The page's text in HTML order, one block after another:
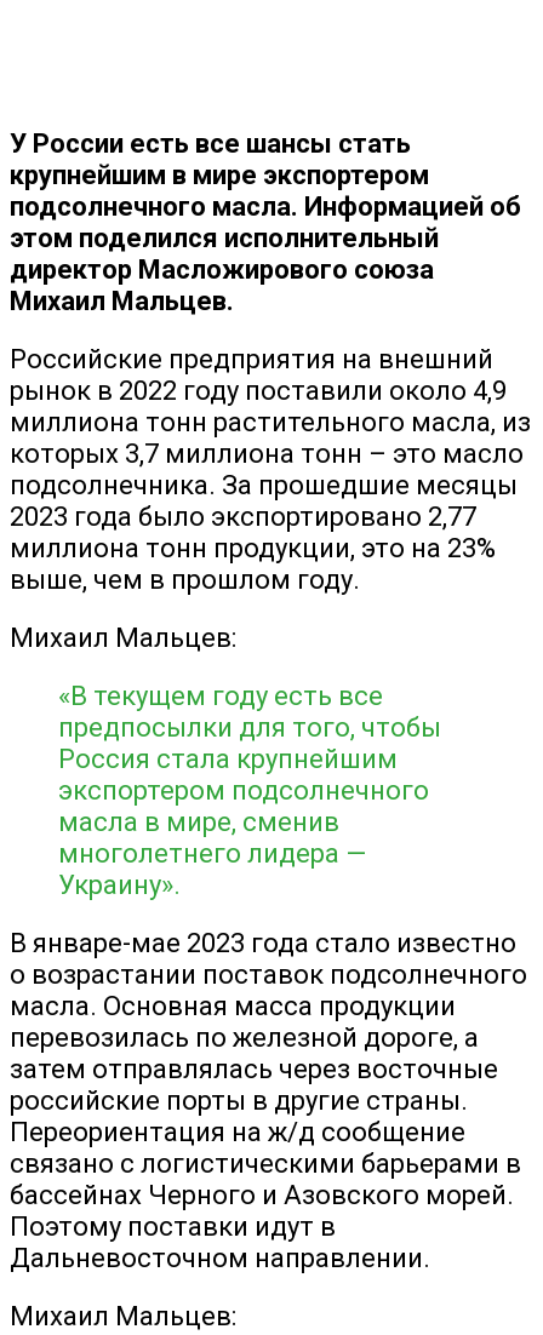
У России есть все шансы стать
крупнейшим в мире экспортером
подсолнечного масла. Информацией об
этом поделился исполнительный
директор Масложирового союза
Михаил Мальцев.
Российские предприятия на внешний
рынок в 2022 году поставили около 4,9
миллиона тонн растительного масла, из
которых 3,7 миллиона тонн – это масло
подсолнечника. За прошедшие месяцы
2023 года было экспортировано 2,77
миллиона тонн продукции, это на 23%
выше, чем в прошлом году.
Михаил Мальцев:
«В текущем году есть все
предпосылки для того, чтобы
Россия стала крупнейшим
экспортером подсолнечного
масла в мире, сменив
многолетнего лидера —
Украину».
В январе-мае 2023 года стало известно
о возрастании поставок подсолнечного
масла. Основная масса продукции
перевозилась по железной дороге, а
затем отправлялась через восточные
российские порты в другие страны.
Переориентация на ж/д сообщение
связано с логистическими барьерами в
бассейнах Черного и Азовского морей.
Поэтому поставки идут в
Дальневосточном направлении.
Михаил Мальцев: